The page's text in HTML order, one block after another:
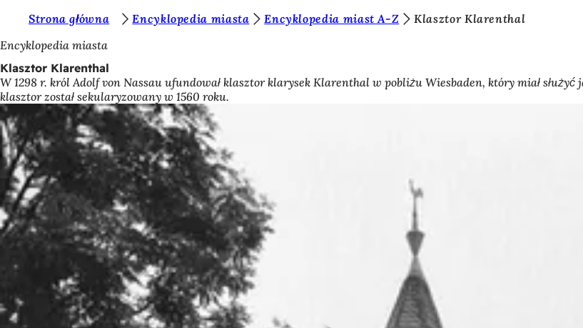
Przejdź do treści
e
s
t
e
ś
t
u
t
a
j
Strona główna Encyklopedia miasta Encyklopedia miast A-Z
Klasztor Klarenthal
Encyklopedia miasta
Klasztor Klarenthal
W 1298 r. król Adolf von Nassau ufundował klasztor klarysek Klarenthal w pobliżu Wiesbaden, który miał
klasztor został sekularyzowany w 1560 roku.